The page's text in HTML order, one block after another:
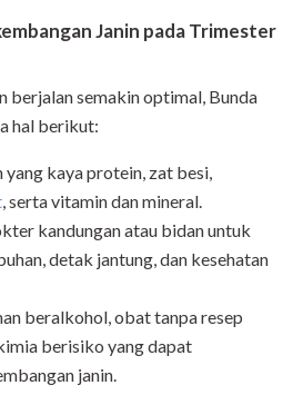
Janin pada Trimester
berjalan semakin optimal, Bunda
hal berikut:
yang kaya protein, zat besi,
, serta vitamin dan mineral.
kandungan atau bidan untuk
detak jantung, dan kesehatan
beralkohol, obat tanpa resep
berisiko yang dapat
janin.